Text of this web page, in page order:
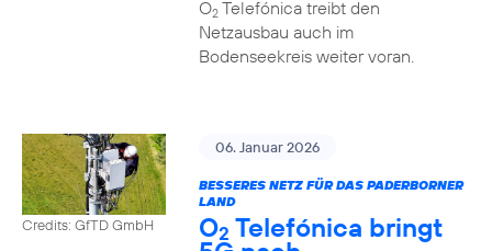
O2Telefónica treibt den
Netzausbau auch im
Bodenseekreis weiter voran.
Credits: GfTD GmbH
06. Januar 2026
BESSERES NETZ FÜR DAS PADERBORNER
LAND
O2 Telefónica bringt